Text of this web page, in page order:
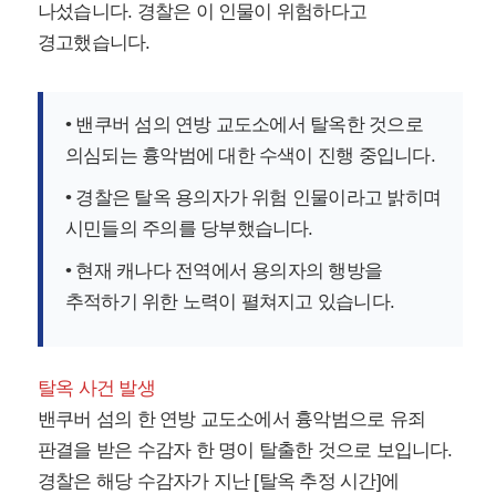
나섰습니다. 경찰은 이 인물이 위험하다고
경고했습니다.
• 밴쿠버 섬의 연방 교도소에서 탈옥한 것으로
의심되는 흉악범에 대한 수색이 진행 중입니다.
• 경찰은 탈옥 용의자가 위험 인물이라고 밝히며
시민들의 주의를 당부했습니다.
• 현재 캐나다 전역에서 용의자의 행방을
추적하기 위한 노력이 펼쳐지고 있습니다.
탈옥 사건 발생
밴쿠버 섬의 한 연방 교도소에서 흉악범으로 유죄
판결을 받은 수감자 한 명이 탈출한 것으로 보입니다.
경찰은 해당 수감자가 지난 [탈옥 추정 시간]에